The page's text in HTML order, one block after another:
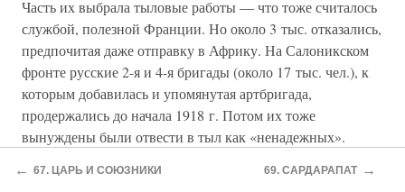
Часть их выбрала тыловые работы — что тоже считалось
службой, полезной Франции. Но около 3 тыс. отказались,
предпочитая даже отправку в Африку. На Салоникском
фронте русские 2-я и 4-я бригады (около 17 тыс. чел.), к
которым добавилась и упомянутая артбригада,
продержались до начала 1918 г. Потом их тоже
вынуждены были отвести в тыл как «ненадежных».
лично строил полки и давал 10 минут на размышление —
← 67. ЦАРЬ И СОЮЗНИКИ 69. САРДАРАПАТ →